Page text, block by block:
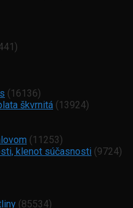
(16136)
škvrnitá (13924)
(11253)
klenot súčasnosti (9724)
(85534)